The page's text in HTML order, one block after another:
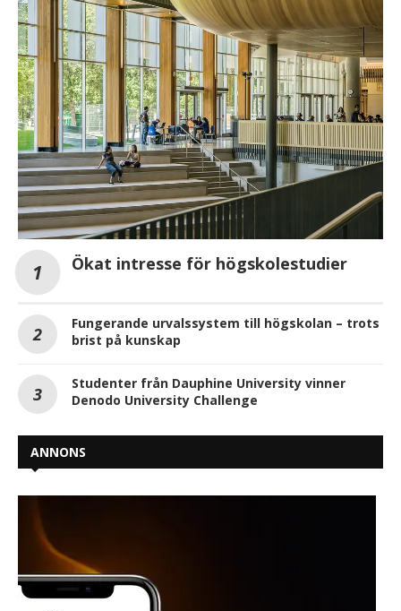
Ökat intresse för högskolestudier
Fungerande urvalssystem till högskolan – trots
brist på kunskap
Studenter från Dauphine University vinner
Denodo University Challenge
ANNONS